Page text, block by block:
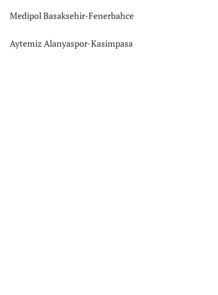
Medipol Basaksehir-Fenerbahce
Aytemiz Alanyaspor-Kasimpasa